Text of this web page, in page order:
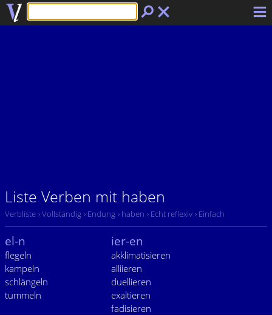
Liste Verben mit haben
Verbliste › Vollständig › Endung › haben › Echt reflexiv › Einfach
el-n
flegeln
kampeln
schlängeln
tummeln
ier-en
akklimatisieren
alliieren
duellieren
exaltieren
fadisieren